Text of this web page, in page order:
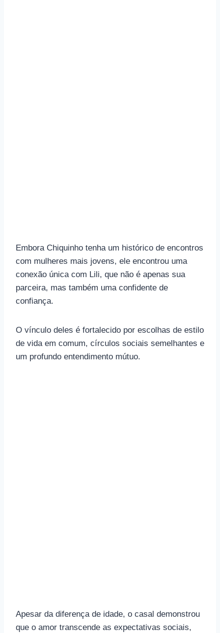
Embora Chiquinho tenha um histórico de encontros
com mulheres mais jovens, ele encontrou uma
conexão única com Lili, que não é apenas sua
parceira, mas também uma confidente de
confiança.
O vínculo deles é fortalecido por escolhas de estilo
de vida em comum, círculos sociais semelhantes e
um profundo entendimento mútuo.
Apesar da diferença de idade, o casal demonstrou
que o amor transcende as expectativas sociais,